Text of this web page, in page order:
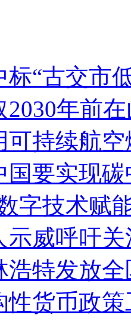
标“古交市
2030年前
可持续航
国要实现
字技术赋
示威呼吁
浩特发放
性货币政